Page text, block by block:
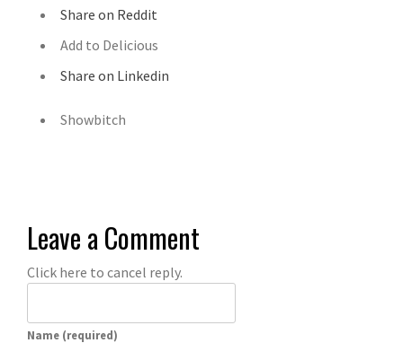
Share on Reddit
Add to Delicious
Share on Linkedin
Showbitch
Leave a Comment
Click here to cancel reply.
Name (required)